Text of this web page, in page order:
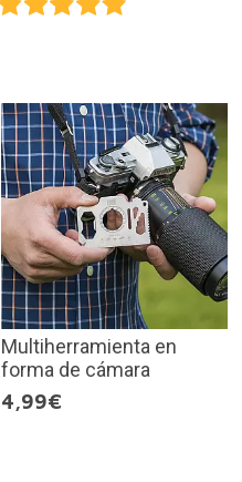
Multiherramienta en
forma de cámara
4,99€